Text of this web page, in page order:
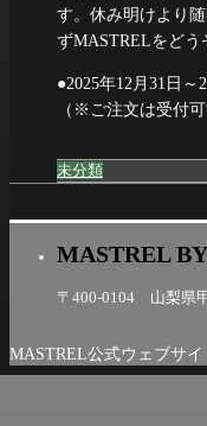
す。休み明けより
ずMASTRELをどう
●2025年12月31日～
（※ご注文は受付可
未分類
MASTREL
〒400-0104 山梨県
MASTREL公式ウェブサイ